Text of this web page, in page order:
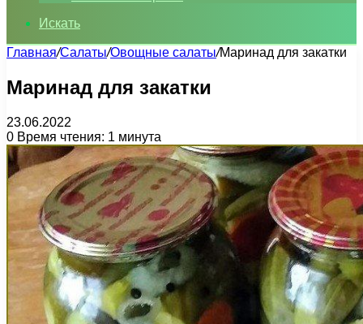
Искать
Главная/Салаты/Овощные салаты/Маринад для закатки
Маринад для закатки
23.06.2022
0 Время чтения: 1 минута